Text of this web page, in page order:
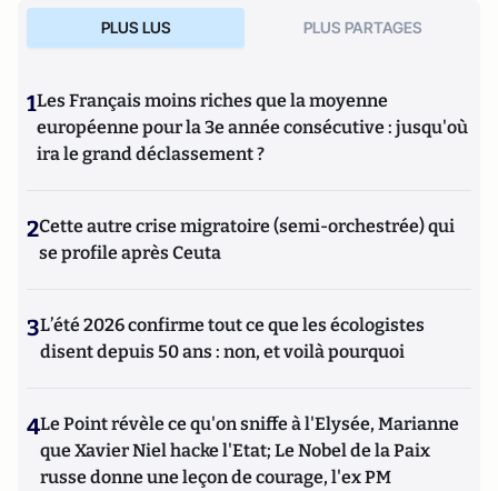
PLUS LUS PLUS PARTAGES
1Les Français moins riches que la moyenne
européenne pour la 3e année consécutive : jusqu'où
ira le grand déclassement ?
2Cette autre crise migratoire (semi-orchestrée) qui
se profile après Ceuta
3L’été 2026 confirme tout ce que les écologistes
disent depuis 50 ans : non, et voilà pourquoi
4Le Point révèle ce qu'on sniffe à l'Elysée, Marianne
que Xavier Niel hacke l'Etat; Le Nobel de la Paix
russe donne une leçon de courage, l'ex PM